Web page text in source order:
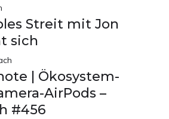
Streit mit Jon
sich
| Ökosystem-
AirPods –
#456